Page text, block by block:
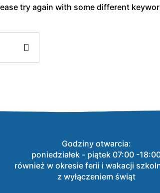
try again with some different
Godziny otwarcia:
poniedziałek - piątek 07:00 -
również w okresie ferii i wakacji
z wyłączeniem świąt